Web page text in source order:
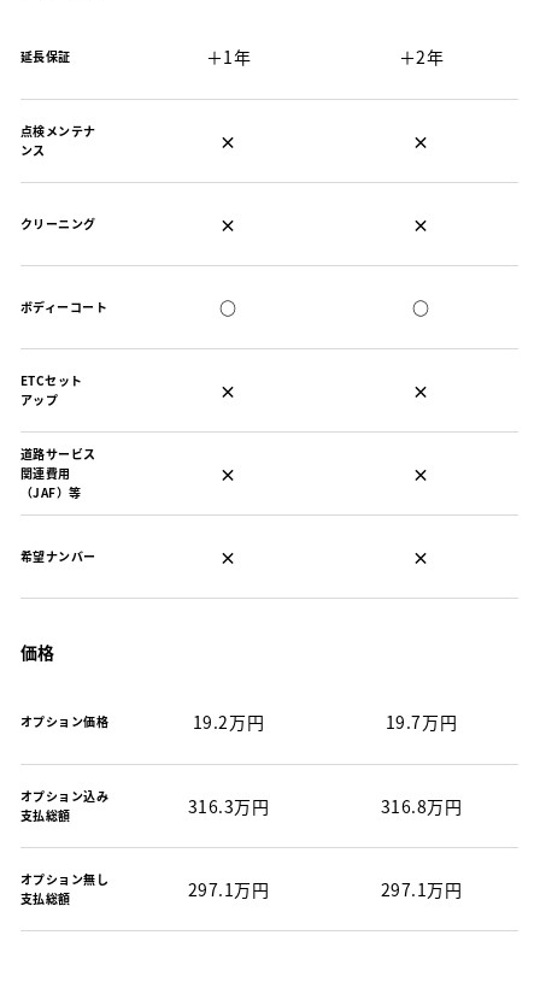
延長保証 ＋1年 ＋2年
点検メンテナ
ンス
× ×
クリーニング × ×
ボディーコート ○ ○
ETCセット
アップ
× ×
道路サービス
関連費用
（JAF）等
× ×
希望ナンバー × ×
価格
オプション価格 19.2万円 19.7万円
オプション込み
支払総額
316.3万円 316.8万円
オプション無し
支払総額
297.1万円 297.1万円